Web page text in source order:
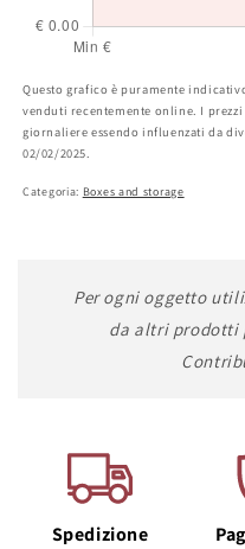
Questo grafico è puramente
venduti recentemente online. I
giornaliere essendo influenzati da
02/02/2025.
Categoria: Boxes and storage
Per ogni oggetto
da altri prodotti
Spedizione